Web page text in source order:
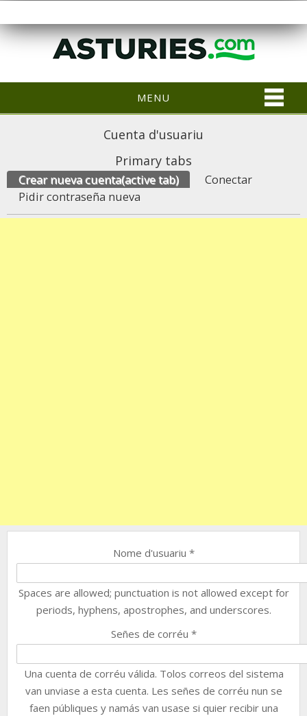
MENU
Cuenta d'usuariu
Primary tabs
Crear nueva cuenta(active tab)
Conectar
Pidir contraseña nueva
Nome d'usuariu *
Spaces are allowed; punctuation is not allowed except for
periods, hyphens, apostrophes, and underscores.
Señes de corréu *
Una cuenta de corréu válida. Tolos correos del sistema
van unviase a esta cuenta. Les señes de corréu nun se
faen públiques y namás van usase si quier recibir una